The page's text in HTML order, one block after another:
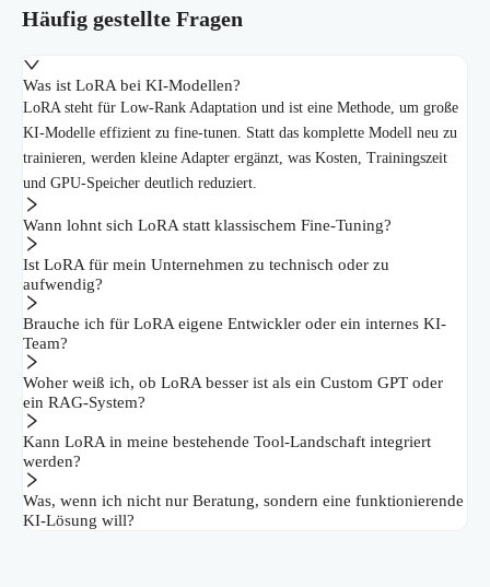
Häufig gestellte Fragen
Was ist LoRA bei KI-Modellen?
LoRA steht für Low-Rank Adaptation und ist eine Methode, um große
KI-Modelle effizient zu fine-tunen. Statt das komplette Modell neu zu
trainieren, werden kleine Adapter ergänzt, was Kosten, Trainingszeit
und GPU-Speicher deutlich reduziert.
Wann lohnt sich LoRA statt klassischem Fine-Tuning?
Ist LoRA für mein Unternehmen zu technisch oder zu
aufwendig?
Brauche ich für LoRA eigene Entwickler oder ein internes KI-
Team?
Woher weiß ich, ob LoRA besser ist als ein Custom GPT oder
ein RAG-System?
Kann LoRA in meine bestehende Tool-Landschaft integriert
werden?
Was, wenn ich nicht nur Beratung, sondern eine funktionierende
KI-Lösung will?